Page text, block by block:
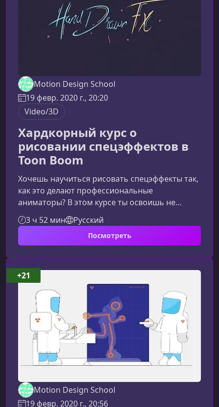
Motion Design School
19 февр. 2020 г., 20:20
Video/3D
Хардкорный курс о
рисовании спецэффектов в
Toon Boom
Хочешь научиться рисовать спецэффекты так,
как это делают профессиональные
аниматоры? В этом курсе ты освоишь не
просто технику анимации, но и полноценный
подход к созданию эффектов: от формы и
динамики до энергии и ритма. Курс построен
покадровой анимации и создавать зрелищные
FX в Toon Boom.Что ты освоишь на
курсеПрограмма курса сфокусирована на
практическом создании спецэффектов любого
типа. Ты научишься
3 ч 52 мин Русский
Посмотреть
Motion Design School
19 февр. 2020 г., 20:56
+21